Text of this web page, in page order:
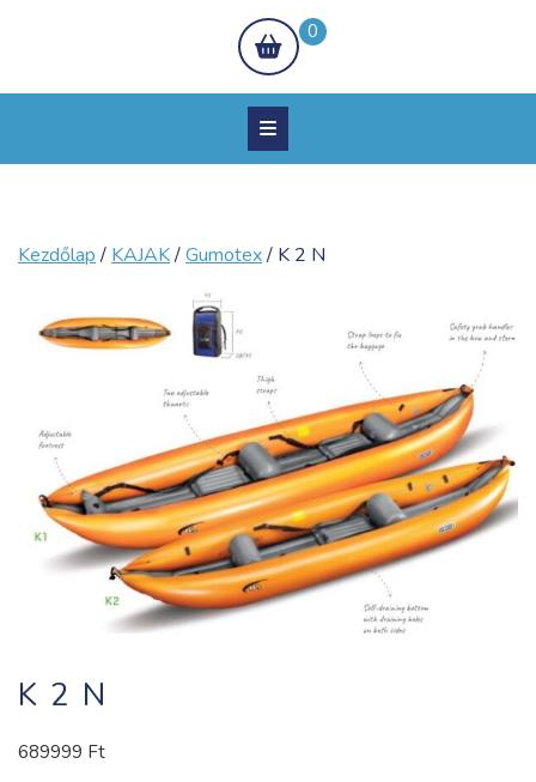
shopping
cart
0
Kezdőlap/ KAJAK/Gumotex/ K 2 N
K 2 N
689999 Ft